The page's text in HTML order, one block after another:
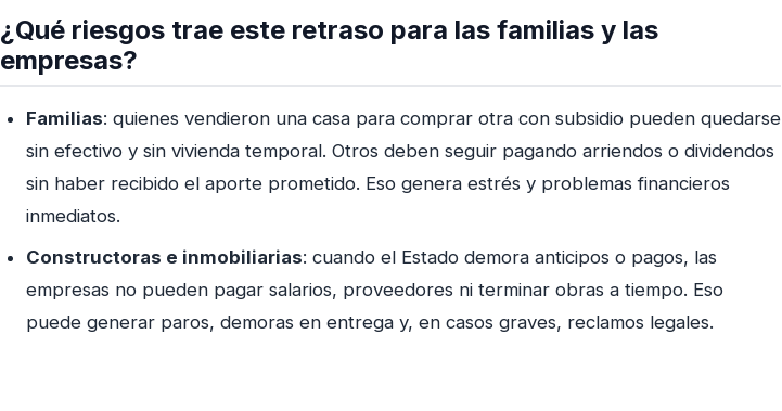
¿Qué riesgos trae este retraso para las familias y las
empresas?
Familias: quienes vendieron una casa para comprar otra con subsidio pueden quedarse
sin efectivo y sin vivienda temporal. Otros deben seguir pagando arriendos o dividendos
sin haber recibido el aporte prometido. Eso genera estrés y problemas financieros
inmediatos.
Constructoras e inmobiliarias: cuando el Estado demora anticipos o pagos, las
empresas no pueden pagar salarios, proveedores ni terminar obras a tiempo. Eso
puede generar paros, demoras en entrega y, en casos graves, reclamos legales.